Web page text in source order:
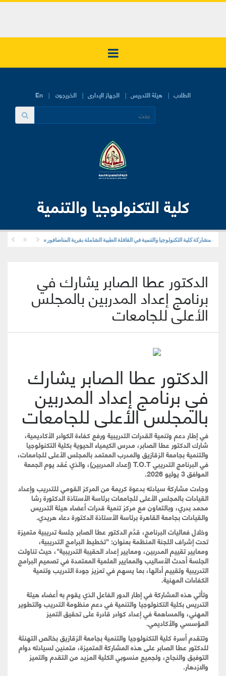
En الطلاب هيئة التدريس الجهاز الإدارى الخريجون
كلية التكنولوجيا والتنمية
مشاركة كلية التكنولوجيا والتنمية في القافلة الطبية الشاملة بقرية المناصافور ضمن مبادرة "حياة
الدكتور عطا الصابر يشارك في
برنامج إعداد المدربين بالمجلس
الأعلى للجامعات
الدكتور عطا الصابر يشارك
في برنامج إعداد المدربين
بالمجلس الأعلى للجامعات
في إطار دعم وتنمية القدرات التدريبية ورفع كفاءة الكوادر الأكاديمية،
شارك الدكتور عطا الصابر، مدرس الكيمياء الحيوية بكلية التكنولوجيا
والتنمية بجامعة الزقازيق والمدرب المعتمد بالمجلس الأعلى للجامعات،
في البرنامج التدريبيT.O.T (إعداد المدربين) ، والذي عُقد يوم الجمعة
الموافق 3 يوليو 2026.
وجاءت مشاركة سيادته بدعوة كريمة منالمركز القومي للتدريب وإعداد
القيادات بالمجلس الأعلى للجامعاتبرئاسة الأستاذة الدكتورةرشا
محمد بدري، وبالتعاون مع مركز تنمية قدرات أعضاء هيئة التدريس
والقيادات بجامعة القاهرةبرئاسة الأستاذة الدكتورةدعاء هريدي.
وخلال فعاليات البرنامج، قدَّم الدكتور عطا الصابر جلسة تدريبية متميزة
تحت إشراف اللجنة المنظمة بعنوان: "تخطيط البرامج التدريبية،
ومعايير تقييم المدربين، ومعايير إعداد الحقيبة التدريبية"، حيث تناولت
الجلسة أحدث الأساليب والمعايير العلمية المعتمدة في تصميم البرامج
التدريبية وتقييم أدائها، بما يسهم في تعزيز جودة التدريب وتنمية
الكفاءات المهنية.
وتأتي هذه المشاركة في إطار الدور الفاعل الذي يقوم به أعضاء هيئة
التدريس بكلية التكنولوجيا والتنمية في دعم منظومة التدريب والتطوير
المهني، والمساهمة في إعداد كوادر قادرة على تحقيق التميز
المؤسسي والأكاديمي.
وتتقدم أسرة كلية التكنولوجيا والتنمية بجامعة الزقازيق بخالص التهنئة
للدكتور عطا الصابر على هذه المشاركة المتميزة، متمنين لسيادته دوام
التوفيق والنجاح، ولجميع منسوبي الكلية المزيد من التقدم والتميز
والازدهار.